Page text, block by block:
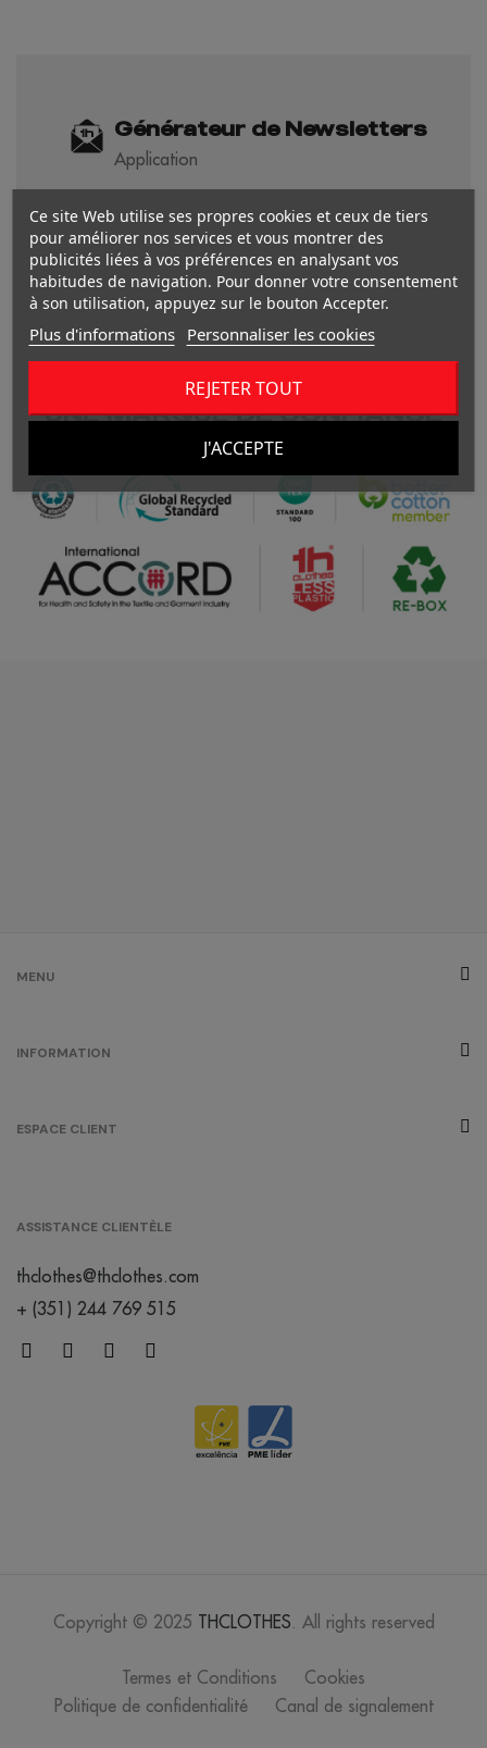
Générateur de Newsletters
Application
UNE MARQUE DE CONFIANCE
MENU
INFORMATION
ESPACE CLIENT
ASSISTANCE CLIENTÈLE
thclothes@thclothes.com
+ (351) 244 769 515
Ce site Web utilise ses propres cookies et ceux de tiers
pour améliorer nos services et vous montrer des
publicités liées à vos préférences en analysant vos
habitudes de navigation. Pour donner votre consentement
à son utilisation, appuyez sur le bouton Accepter.
Plus d'informations Personnaliser les cookies
REJETER TOUT
J'ACCEPTE
Copyright © 2025 THCLOTHES. All rights reserved
Termes et Conditions
Cookies
Politique de confidentialité
Canal de signalement